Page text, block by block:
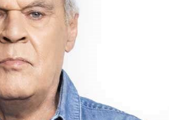
עכו יהדות